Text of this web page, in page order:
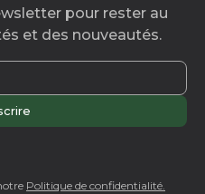
pour rester au
et des nouveautés.
Politique de confidentialité.